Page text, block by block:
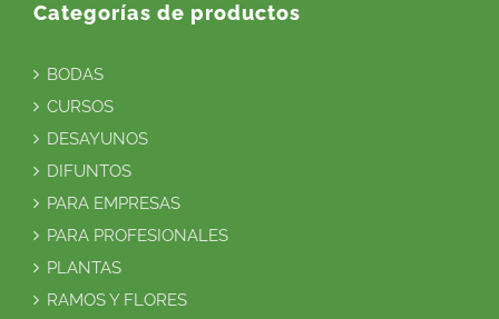
Categorías de productos
BODAS
CURSOS
DESAYUNOS
DIFUNTOS
PARA EMPRESAS
PARA PROFESIONALES
PLANTAS
RAMOS Y FLORES